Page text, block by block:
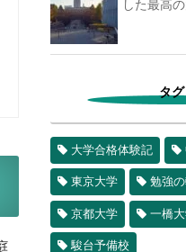
した最高
タグ
大学合格体験記
東京大学 勉強
京都大学 一橋
駿台予備校